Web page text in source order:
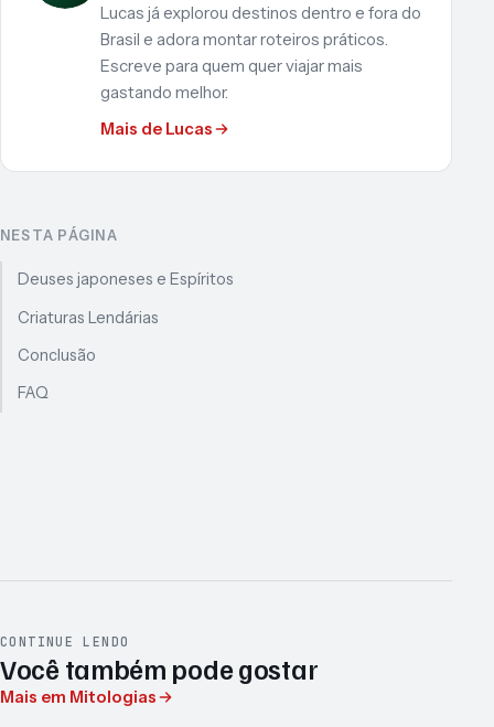
Lucas já explorou destinos dentro e fora do
Brasil e adora montar roteiros práticos.
Escreve para quem quer viajar mais
gastando melhor.
Mais de Lucas
NESTA PÁGINA
Deuses japoneses e Espíritos
Criaturas Lendárias
Conclusão
FAQ
CONTINUE LENDO
Você também pode gostar
Mais em Mitologias